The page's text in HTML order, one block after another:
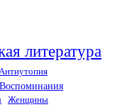
литература
Воспоминания
Женщины